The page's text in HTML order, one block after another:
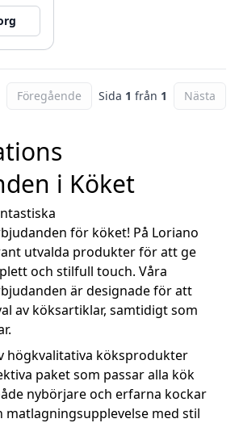
Föregående Sida 1 från 1 Nästa
i Köket
för köket! På Loriano
utvalda produkter för att ge
och stilfull touch. Våra
är designade för att
av köksartiklar, samtidigt som
högkvalitativa köksprodukter
paket som passar alla kök
nybörjare och erfarna kockar
matlagningsupplevelse med stil